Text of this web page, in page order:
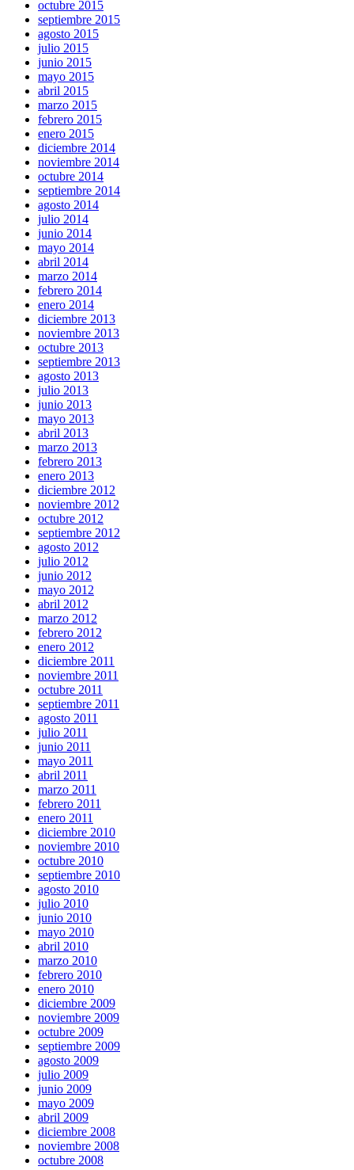
octubre 2015
septiembre 2015
agosto 2015
julio 2015
junio 2015
mayo 2015
abril 2015
marzo 2015
febrero 2015
enero 2015
diciembre 2014
noviembre 2014
octubre 2014
septiembre 2014
agosto 2014
julio 2014
junio 2014
mayo 2014
abril 2014
marzo 2014
febrero 2014
enero 2014
diciembre 2013
noviembre 2013
octubre 2013
septiembre 2013
agosto 2013
julio 2013
junio 2013
mayo 2013
abril 2013
marzo 2013
febrero 2013
enero 2013
diciembre 2012
noviembre 2012
octubre 2012
septiembre 2012
agosto 2012
julio 2012
junio 2012
mayo 2012
abril 2012
marzo 2012
febrero 2012
enero 2012
diciembre 2011
noviembre 2011
octubre 2011
septiembre 2011
agosto 2011
julio 2011
junio 2011
mayo 2011
abril 2011
marzo 2011
febrero 2011
enero 2011
diciembre 2010
noviembre 2010
octubre 2010
septiembre 2010
agosto 2010
julio 2010
junio 2010
mayo 2010
abril 2010
marzo 2010
febrero 2010
enero 2010
diciembre 2009
noviembre 2009
octubre 2009
septiembre 2009
agosto 2009
julio 2009
junio 2009
mayo 2009
abril 2009
diciembre 2008
noviembre 2008
octubre 2008